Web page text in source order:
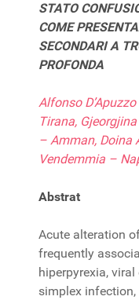
STATO
COME
SECONDARI A
PROFONDA
Alfonso
Tirana,
– Amman, Doina
Vendemmia –
Abstrat
Acute alteration
frequently
hiperpyrexia,
simplex